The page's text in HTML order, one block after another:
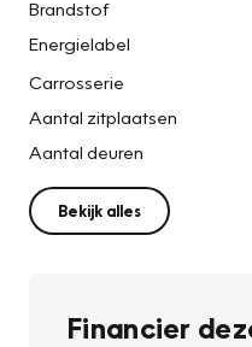
Brandstof
Energielabel
Carrosserie
Aantal zitplaatsen
Aantal deuren
Bekijk alles
Financier